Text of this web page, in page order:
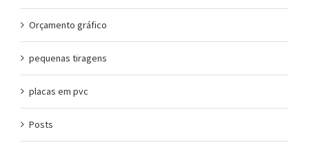
Orçamento gráfico
pequenas tiragens
placas em pvc
Posts